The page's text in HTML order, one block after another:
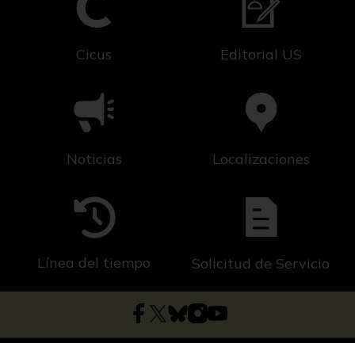
Cicus Editorial US
Noticias Localizaciones
Línea del tiempo Solicitud de Servicio